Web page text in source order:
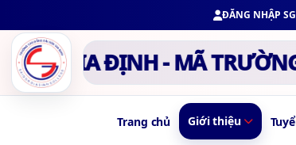
ĐĂNG NHẬP
ĐỊNH - MÃ TRƯỜNG D53
Trang chủ Giới thiệu